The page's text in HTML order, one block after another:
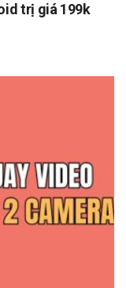
trị giá 199k